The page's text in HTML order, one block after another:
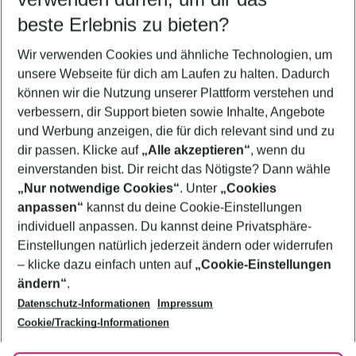
5-8 Nächte
2 Erwachsene Keine Kinder
Mehr Filter anzeigen
Footer
Footer navigation
Über uns
AGB
Bestpreisgarantie
Cookie-Einstellungen ändern
Cookie-Richtlinie
Agenturbetreuung
Barrierefreies Reisen
Folge uns
beste Erlebnis zu bieten?
Wir verwenden Cookies und ähnliche Technologien, um
unsere Webseite für dich am Laufen zu halten. Dadurch
können wir die Nutzung unserer Plattform verstehen und
verbessern, dir Support bieten sowie Inhalte, Angebote
und Werbung anzeigen, die für dich relevant sind und zu
dir passen. Klicke auf „Alle akzeptieren“, wenn du
einverstanden bist. Dir reicht das Nötigste? Dann wähle
„Nur notwendige Cookies“. Unter „Cookies
anpassen“ kannst du deine Cookie-Einstellungen
individuell anpassen. Du kannst deine Privatsphäre-
Einstellungen natürlich jederzeit ändern oder widerrufen
– klicke dazu einfach unten auf „Cookie-Einstellungen
ändern“.
Datenschutz-Informationen
Impressum
Cookie/Tracking-Informationen